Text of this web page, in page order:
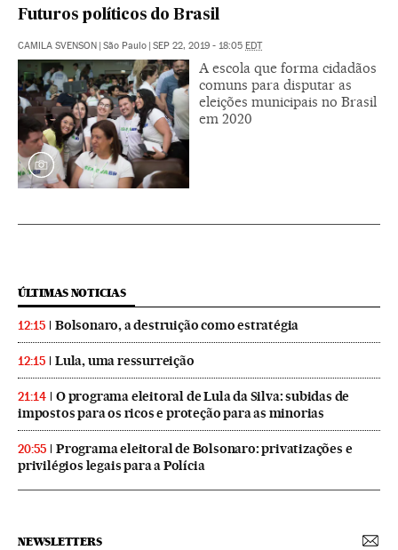
Futuros políticos do Brasil
CAMILA SVENSON São Paulo SEP 22, 2019 - 18:05 EDT
A escola que forma cidadãos
comuns para disputar as
eleições municipais no Brasil
em 2020
ÚLTIMAS NOTICIAS
12:15 Bolsonaro, a destruição como estratégia
12:15 Lula, uma ressurreição
21:14
O programa eleitoral de Lula da Silva: subidas de
impostos para os ricos e proteção para as minorias
20:55
Programa eleitoral de Bolsonaro: privatizações e
privilégios legais para a Polícia
NEWSLETTERS